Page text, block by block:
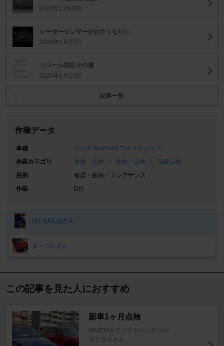
2020年11月8日
レーダーセンサーがお亡くなりに
2020年1月17日
リコール対応その後
2020年1月13日
記事一覧
作業データ
車種
マツダ MAZDA3 ファストバック
作業カテゴリ
車検・点検 車検・点検
日常点検
目的
修理・故障・メンテナンス
作業
DIY
けいぴん@さん
まっつんさん
この記事を見た人におすすめ
新車1ヶ月点検
MAZDA3 ファストバック [BP]
ガミラスさん